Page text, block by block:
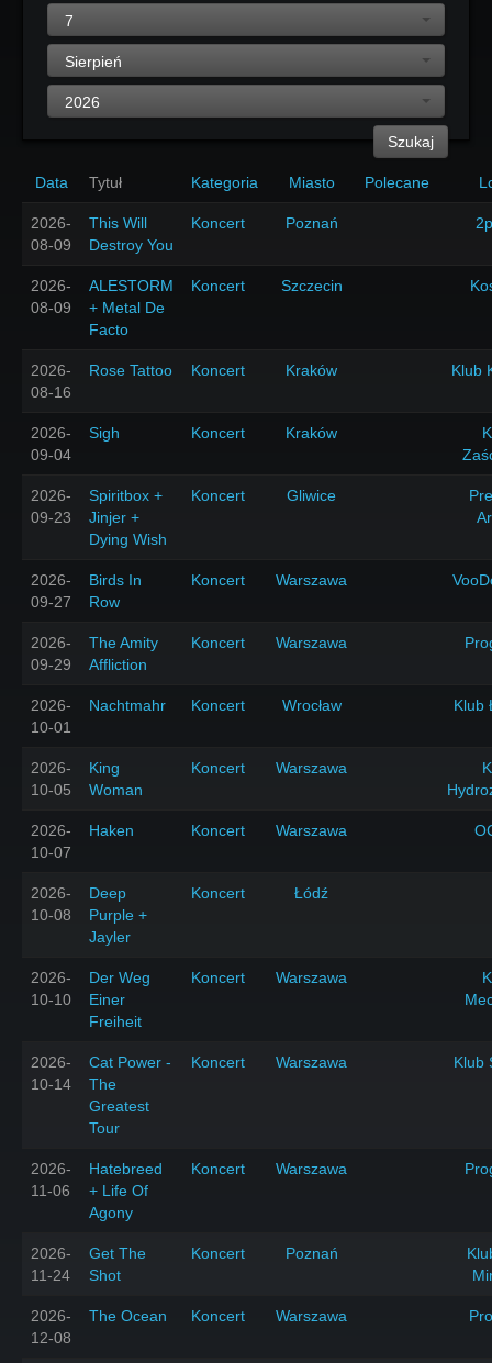
7
Sierpień
2026
Szukaj
Data Tytuł Kategoria Miasto Polecane
2026-
08-09
This Will
Destroy You
Koncert Poznań
2026-
08-09
ALESTORM
+ Metal De
Facto
Koncert Szczecin
2026-
08-16
Rose Tattoo Koncert Kraków Klub
2026-
09-04
Sigh Koncert Kraków
2026-
09-23
Spiritbox +
Jinjer +
Dying Wish
Koncert Gliwice
2026-
09-27
Birds In
Row
Koncert Warszawa
2026-
09-29
The Amity
Affliction
Koncert Warszawa
2026-
10-01
Nachtmahr Koncert Wrocław Klub
2026-
10-05
King
Woman
Koncert Warszawa
2026-
10-07
Haken Koncert Warszawa
2026-
10-08
Deep
Purple +
Jayler
Koncert Łódź
2026-
10-10
Der Weg
Einer
Freiheit
Koncert Warszawa
2026-
10-14
Cat Power -
The
Greatest
Tour
Koncert Warszawa Klub
2026-
11-06
Hatebreed
+ Life Of
Agony
Koncert Warszawa
2026-
11-24
Get The
Shot
Koncert Poznań
2026-
12-08
The Ocean Koncert Warszawa